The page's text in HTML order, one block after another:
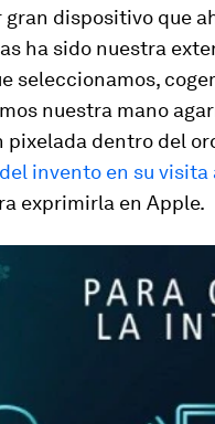
gran dispositivo que
ha sido nuestra
seleccionamos,
nuestra mano
pixelada dentro del
invento en su visita
exprimirla en Apple.